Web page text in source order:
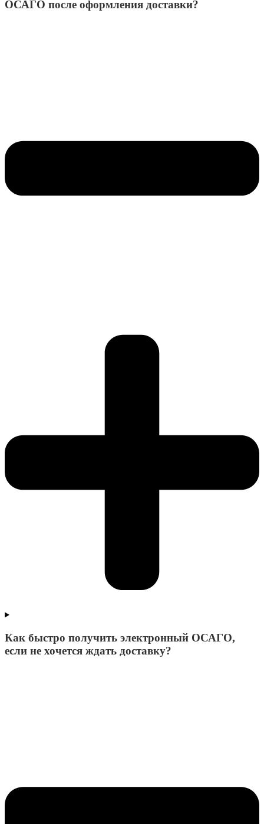
ОСАГО после оформления доставки?
Как быстро получить электронный ОСАГО,
если не хочется ждать доставку?